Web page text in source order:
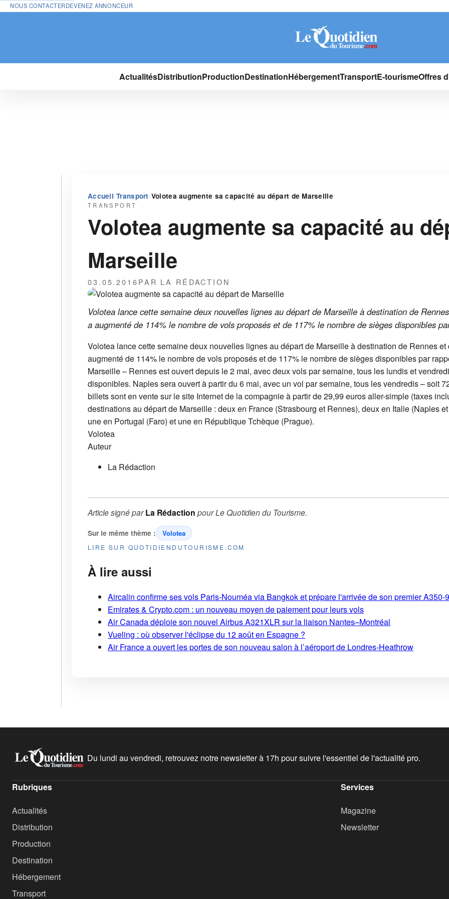
NOUS CONTACTERDEVENEZ ANNONCEUR
ActualitésDistributionProductionDestinationHébergementTransportE-tourismeOffres
Accueil›Transport ›Volotea augmente sa capacité au départ de Marseille
TRANSPORT
Volotea augmente sa capacité au
Marseille
03.05.2016PAR LA RÉDACTION
Volotea lance cette semaine deux nouvelles lignes au départ de Marseille à destination de
a augmenté de 114% le nombre de vols proposés et de 117% le nombre de sièges disponibles
Volotea lance cette semaine deux nouvelles lignes au départ de Marseille à destination de Rennes
augmenté de 114% le nombre de vols proposés et de 117% le nombre de sièges disponibles par
Marseille – Rennes est ouvert depuis le 2 mai, avec deux vols par semaine, tous les lundis et
disponibles. Naples sera ouvert à partir du 6 mai, avec un vol par semaine, tous les vendredis – soit
billets sont en vente sur le site Internet de la compagnie à partir de 29,99 euros aller-simple (taxes
destinations au départ de Marseille : deux en France (Strasbourg et Rennes), deux en Italie (Naples
une en Portugal (Faro) et une en République Tchèque (Prague).
Volotea
Auteur
La Rédaction
Article signé parLa Rédaction pourLe Quotidien du Tourisme.
Sur le même thème : Volotea
LIRE SUR QUOTIDIENDUTOURISME.COM
À lire aussi
Aircalin confirme ses vols Paris-Nouméa via Bangkok et prépare l'arrivée de son premier A350-
Emirates & Crypto.com : un nouveau moyen de paiement pour leurs vols
Air Canada déploie son nouvel Airbus A321XLR sur la liaison Nantes–Montréal
Vueling : où observer l'éclipse du 12 août en Espagne ?
Air France a ouvert les portes de son nouveau salon à l’aéroport de Londres-Heathrow
Du lundi au vendredi, retrouvez notre newsletter à 17h pour suivre l'essentiel de l'actualité pro.
Rubriques
Actualités
Distribution
Production
Destination
Hébergement
Transport
Services
Magazine
Newsletter